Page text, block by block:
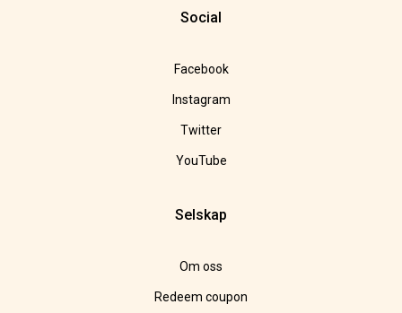
Social
Facebook
Instagram
Twitter
YouTube
Selskap
Om oss
Redeem coupon